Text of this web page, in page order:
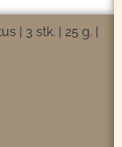
| 3 stk. | 25 g. |